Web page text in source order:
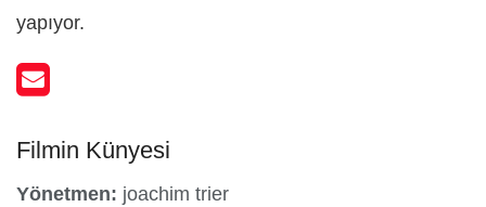
yapıyor.
Filmin Künyesi
Yönetmen: joachim trier